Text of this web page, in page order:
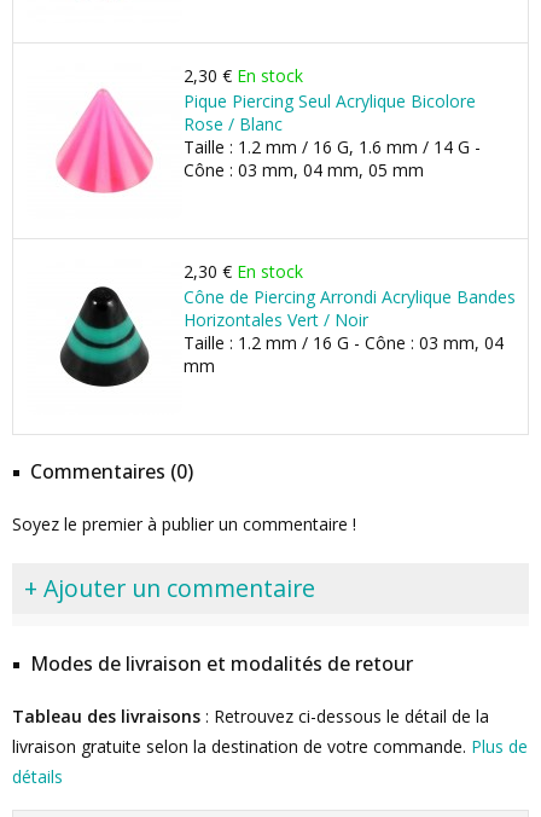
2,30 € En stock
Pique Piercing Seul Acrylique Bicolore
Rose / Blanc
Taille : 1.2 mm / 16 G, 1.6 mm / 14 G -
Cône : 03 mm, 04 mm, 05 mm
2,30 € En stock
Cône de Piercing Arrondi Acrylique Bandes
Horizontales Vert / Noir
Taille : 1.2 mm / 16 G - Cône : 03 mm, 04
mm
Commentaires (0)
Soyez le premier à publier un commentaire !
+ Ajouter un commentaire
Modes de livraison et modalités de retour
Tableau des livraisons : Retrouvez ci-dessous le détail de la
livraison gratuite selon la destination de votre commande. Plus de
détails